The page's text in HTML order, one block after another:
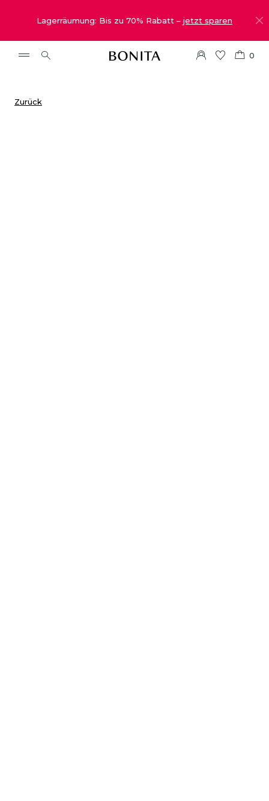
Lagerräumung: Bis zu 70% Rabatt – jetzt sparen
0
Zurück